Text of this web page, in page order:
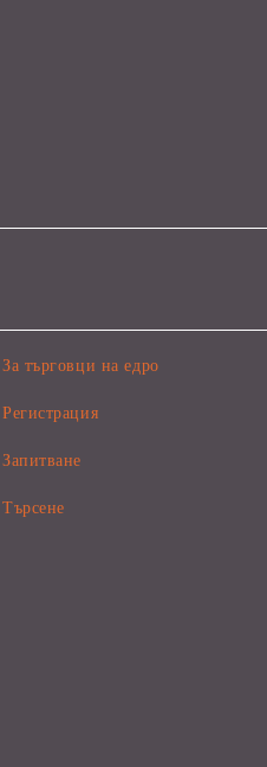
За търговци на едро
Регистрация
Запитване
Търсене